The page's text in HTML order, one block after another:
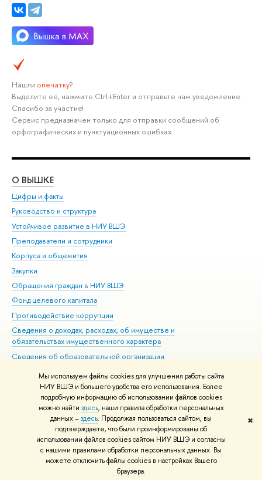
Мы используем файлы cookies для улучшения работы сайта
НИУ ВШЭ и большего удобства его использования. Более
подробную информацию об использовании файлов cookies
можно найти здесь, наши правила обработки персональных
данных –здесь. Продолжая пользоваться сайтом, вы
подтверждаете, что были проинформированы об
использовании файлов cookies сайтом НИУ ВШЭ и согласны
с нашими правилами обработки персональных данных. Вы
можете отключить файлы cookies в настройках Вашего
браузера.
✖
Нашли опечатку?
Выделите её, нажмите Ctrl+Enter и отправьте нам уведомление.
Спасибо за участие!
Сервис предназначен только для отправки сообщений об
орфографических и пунктуационных ошибках.
О ВЫШКЕ
Цифры и факты
Руководство и структура
Устойчивое развитие в НИУ ВШЭ
Преподаватели и сотрудники
Корпуса и общежития
Закупки
Обращения граждан в НИУ ВШЭ
Фонд целевого капитала
Противодействие коррупции
Сведения о доходах, расходах, об имуществе и
обязательствах имущественного характера
Сведения об образовательной организации
Людям с ограниченными возможностями здоровья
Единая платежная страница
Работа в Вышке
© НИУ ВШЭ 1993–2026 Адреса и контакты Условия использования
материалов Политика конфиденциальности Карта сайта
Шрифты HSE Sans и HSE Slab разработаны вШколе дизайна НИУ ВШЭ